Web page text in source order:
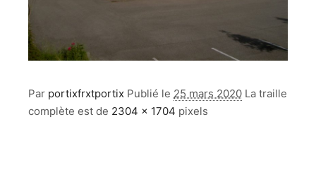
Par portixfrxtportix Publié le 25 mars 2020 La traille
complète est de 2304 × 1704 pixels